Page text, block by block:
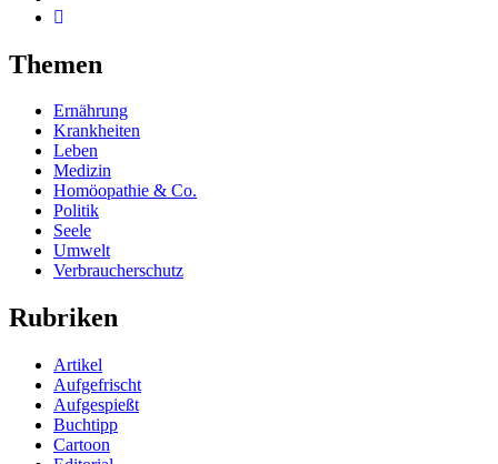
Themen
Ernährung
Krankheiten
Leben
Medizin
Homöopathie & Co.
Politik
Seele
Umwelt
Verbraucherschutz
Rubriken
Artikel
Aufgefrischt
Aufgespießt
Buchtipp
Cartoon